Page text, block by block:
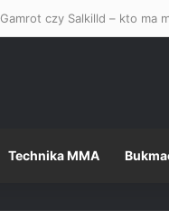
Gamrot czy Salkilld – kto ma
Technika MMA